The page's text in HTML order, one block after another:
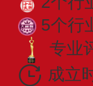
5个行
专业
成立